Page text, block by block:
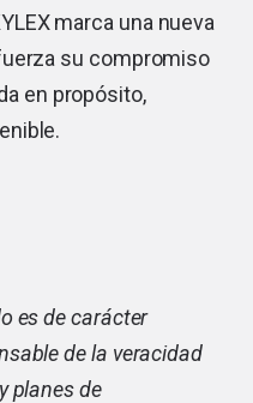
marca una nueva
su compromiso
en propósito,
es de carácter
de la veracidad
planes de